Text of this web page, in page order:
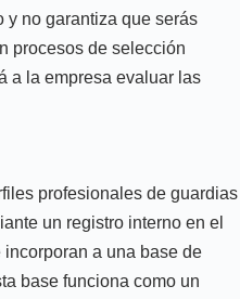
y no garantiza que serás
procesos de selección
a la empresa evaluar las
profesionales de guardias
un registro interno en el
a una base de
base funciona como un